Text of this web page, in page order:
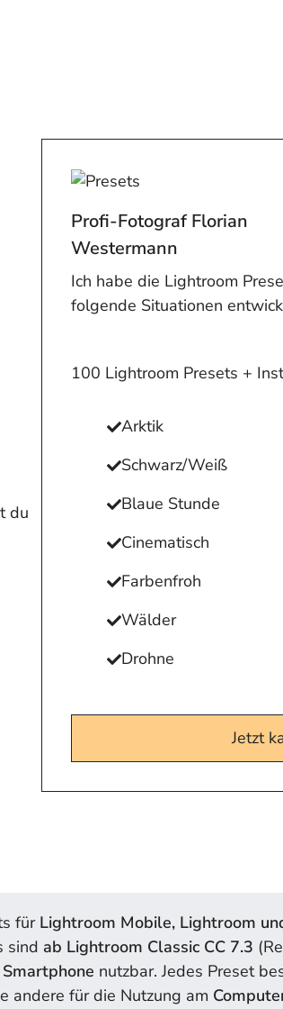
du
Profi-Fotograf Florian
Westermann
Ich habe die Lightroom
folgende Situationen
100 Lightroom Presets +
Arktik
Schwarz/Weiß
Blaue Stunde
Cinematisch
Farbenfroh
Wälder
Drohne
Jetzt
für Lightroom Mobile, Lightroom
sind ab Lightroom Classic CC 7.3
nutzbar. Jedes Preset
andere für die Nutzung am